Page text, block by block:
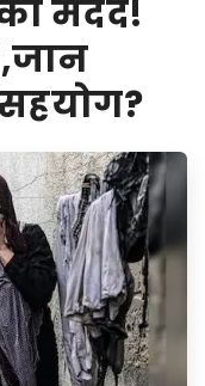
मदद!